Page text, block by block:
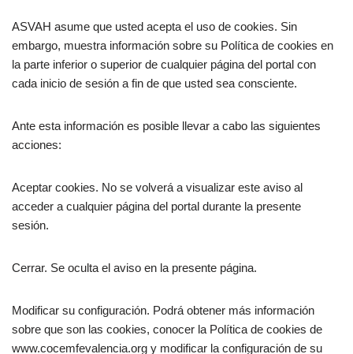
ASVAH asume que usted acepta el uso de cookies. Sin
embargo, muestra información sobre su Política de cookies en
la parte inferior o superior de cualquier página del portal con
cada inicio de sesión a fin de que usted sea consciente.
Ante esta información es posible llevar a cabo las siguientes
acciones:
Aceptar cookies. No se volverá a visualizar este aviso al
acceder a cualquier página del portal durante la presente
sesión.
Cerrar. Se oculta el aviso en la presente página.
Modificar su configuración. Podrá obtener más información
sobre que son las cookies, conocer la Política de cookies de
www.cocemfevalencia.org y modificar la configuración de su